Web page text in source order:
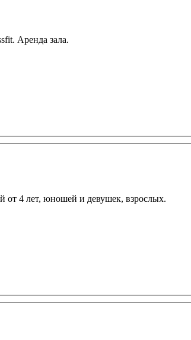
Аренда зала.
от 4 лет, юношей и девушек, взрослых.